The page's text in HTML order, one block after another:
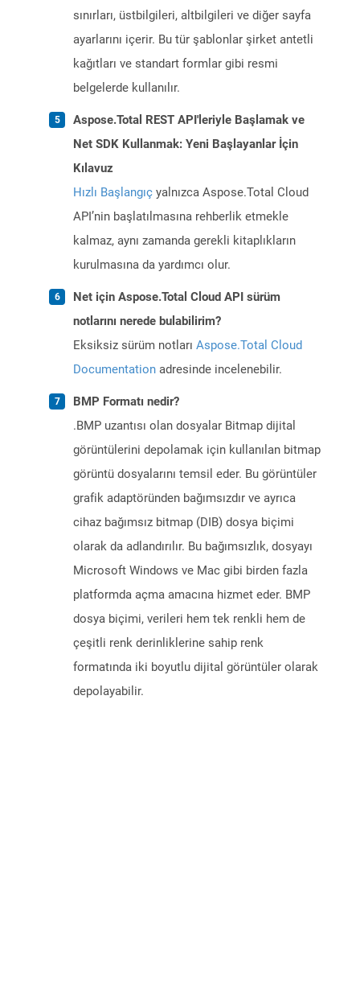
sınırları, üstbilgileri, altbilgileri ve diğer sayfa
ayarlarını içerir. Bu tür şablonlar şirket antetli
kağıtları ve standart formlar gibi resmi
belgelerde kullanılır.
Aspose.Total REST API'leriyle Başlamak ve
Net SDK Kullanmak: Yeni Başlayanlar İçin
Kılavuz
Hızlı Başlangıç yalnızca Aspose.Total Cloud
API’nin başlatılmasına rehberlik etmekle
kalmaz, aynı zamanda gerekli kitaplıkların
kurulmasına da yardımcı olur.
Net için Aspose.Total Cloud API sürüm
notlarını nerede bulabilirim?
Eksiksiz sürüm notları Aspose.Total Cloud
Documentation adresinde incelenebilir.
BMP Formatı nedir?
.BMP uzantısı olan dosyalar Bitmap dijital
görüntülerini depolamak için kullanılan bitmap
görüntü dosyalarını temsil eder. Bu görüntüler
grafik adaptöründen bağımsızdır ve ayrıca
cihaz bağımsız bitmap (DIB) dosya biçimi
olarak da adlandırılır. Bu bağımsızlık, dosyayı
Microsoft Windows ve Mac gibi birden fazla
platformda açma amacına hizmet eder. BMP
dosya biçimi, verileri hem tek renkli hem de
çeşitli renk derinliklerine sahip renk
formatında iki boyutlu dijital görüntüler olarak
depolayabilir.